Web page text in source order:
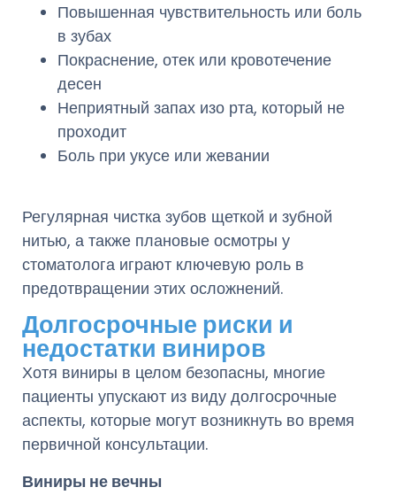
Повышенная чувствительность или боль
в зубах
Покраснение, отек или кровотечение
десен
Неприятный запах изо рта, который не
проходит
Боль при укусе или жевании
Регулярная чистка зубов щеткой и зубной
нитью, а также плановые осмотры у
стоматолога играют ключевую роль в
предотвращении этих осложнений.
Долгосрочные риски и
недостатки виниров
Хотя виниры в целом безопасны, многие
пациенты упускают из виду долгосрочные
аспекты, которые могут возникнуть во время
первичной консультации.
Виниры не вечны